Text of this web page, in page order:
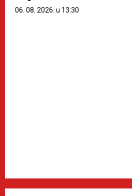
06. 08. 2026. u 13:30